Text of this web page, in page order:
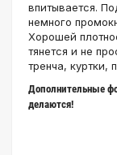
впитывается.
немного
Хорошей
тянется и не
тренча, куртки,
Дополнительные
делаются!